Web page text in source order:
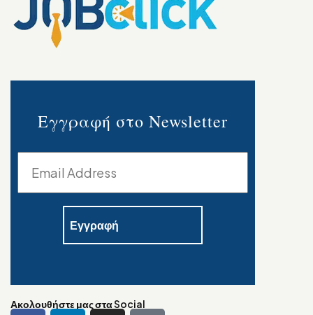
Εγγραφή στο Newsletter
Ακολουθήστε μας στα Social